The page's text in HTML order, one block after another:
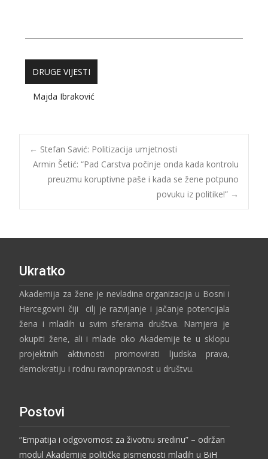
DRUGE VIJESTI
Majda Ibraković
← Stefan Savić: Politizacija umjetnosti
Armin Šetić: “Pad Carstva počinje onda kada kontrolu
preuzmu koruptivne paše i kada se žene potpuno
povuku iz politike!” →
Ukratko
Akademija za žene je nevladina organizacija u Bosni i
Hercegovini čiji cilj je razvijanje i jačanje potencijala
žena i mladih u svim sferama društva. Namjera je
okupiti žene, ali i mlade oko Akademije te u sklopu
projektnih aktivnosti promovirati ljudska prava,
demokratiju i rodnu ravnopravnost u društvu.
Postovi
“Empatija i odgovornost za životnu sredinu” – održan
modul Akademije političke pismenosti mladih u BiH